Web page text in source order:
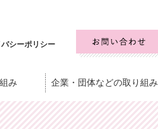
シーポリシー
み 企業・団体などの取り組み